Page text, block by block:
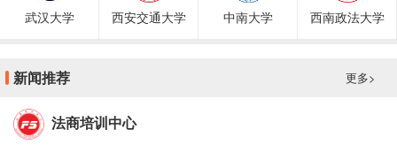
武汉大学 西安交通大学 中南大学 西南政法大学
新闻推荐 更多>
法商培训中心